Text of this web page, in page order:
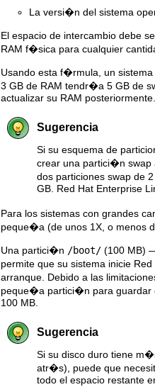
La versi�n del sistema
El espacio de intercambio debe
RAM f�sica para cualquier
Usando esta f�rmula, un
3 GB de RAM tendr�a 5 GB de
actualizar su RAM posteriormente.
Sugerencia
Si su esquema de
crear una partici�n swap
dos particiones swap de
GB. Red Hat Enterprise
Para los sistemas con grandes
peque�a (de unos 1X, o menos
Una partici�n /boot/ (100 MB)
permite que su sistema inicie
arranque. Debido a las
peque�a partici�n para guardar
100 MB.
Sugerencia
Si su disco duro tiene
atr�s), puede que
todo el espacio restante